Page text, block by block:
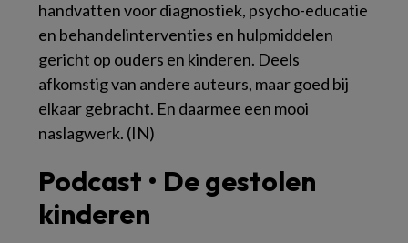
handvatten voor diagnostiek, psycho-educatie
en behandelinterventies en hulpmiddelen
gericht op ouders en kinderen. Deels
afkomstig van andere auteurs, maar goed bij
elkaar gebracht. En daarmee een mooi
naslagwerk. (IN)
Podcast • De gestolen
kinderen